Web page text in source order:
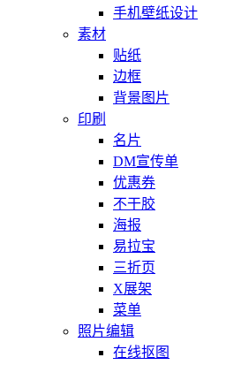
手机壁纸设计
素材
贴纸
边框
背景图片
印刷
名片
DM宣传单
优惠券
不干胶
海报
易拉宝
三折页
X展架
菜单
照片编辑
在线抠图